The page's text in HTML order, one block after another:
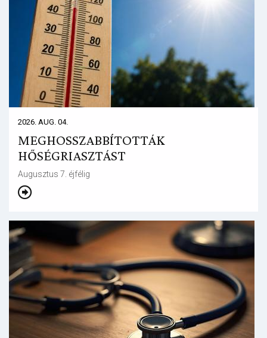
2026. AUG. 04.
MEGHOSSZABBÍTOTTÁK
HŐSÉGRIASZTÁST
Augusztus 7. éjfélig